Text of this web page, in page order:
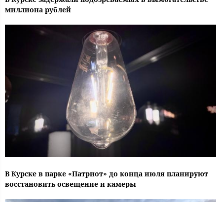
миллиона рублей
В Курске в парке «Патриот» до конца июля планируют
восстановить освещение и камеры